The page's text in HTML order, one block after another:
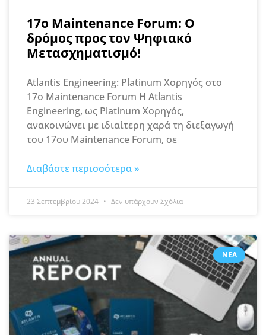
17ο Maintenance Forum: Ο
δρόμος προς τον Ψηφιακό
Μετασχηματισμό!
Atlantis Engineering: Platinum Χορηγός στο
17ο Maintenance Forum Η Atlantis
Engineering, ως Platinum Χορηγός,
ανακοινώνει με ιδιαίτερη χαρά τη διεξαγωγή
του 17ου Maintenance Forum, σε
Διαβάστε περισσότερα »
23 Σεπτεμβρίου 2024 Δεν υπάρχουν Σχόλια
ΝΈΑ